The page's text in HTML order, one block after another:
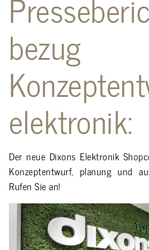
elektronik:
Der neue Dixons Elektronik
Konzeptentwurf, planung und
Rufen Sie an!